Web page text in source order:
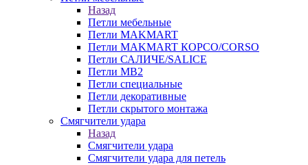
Назад
Петли мебельные
Петли MAKMART
Петли MAKMART КОРСО/CORSO
Петли САЛИЧЕ/SALICE
Петли MB2
Петли специальные
Петли декоративные
Петли скрытого монтажа
Смягчители удара
Назад
Смягчители удара
Смягчители удара для петель